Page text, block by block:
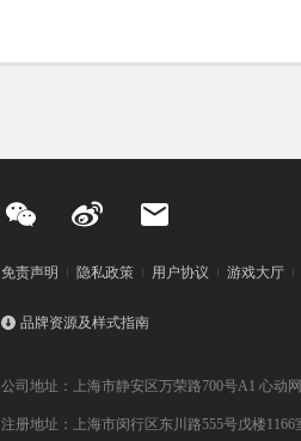
免责声明 隐私政策 用户协议 游戏大厅
品牌资源及样式指南
公司地址：上海市静安区万荣路700号A1 心动
注册地址：上海市闵行区东川路555号戊楼1166